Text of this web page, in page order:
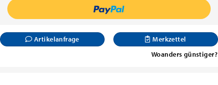
Artikelanfrage
Merkzettel
Woanders günstiger?